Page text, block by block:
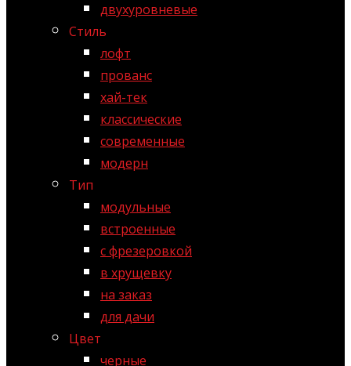
двухуровневые
Стиль
лофт
прованс
хай-тек
классические
современные
модерн
Тип
модульные
встроенные
с фрезеровкой
в хрущевку
на заказ
для дачи
Цвет
черные